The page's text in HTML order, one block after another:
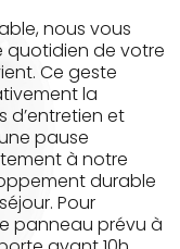
nous vous
quotidien de votre
Ce geste
la
d’entretien et
pause
à notre
durable
Pour
panneau prévu à